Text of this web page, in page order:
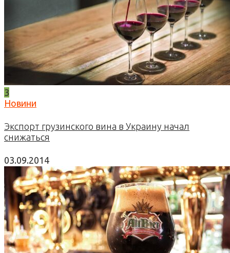
3
Новини
Экспорт грузинского вина в Украину начал
снижаться
03.09.2014